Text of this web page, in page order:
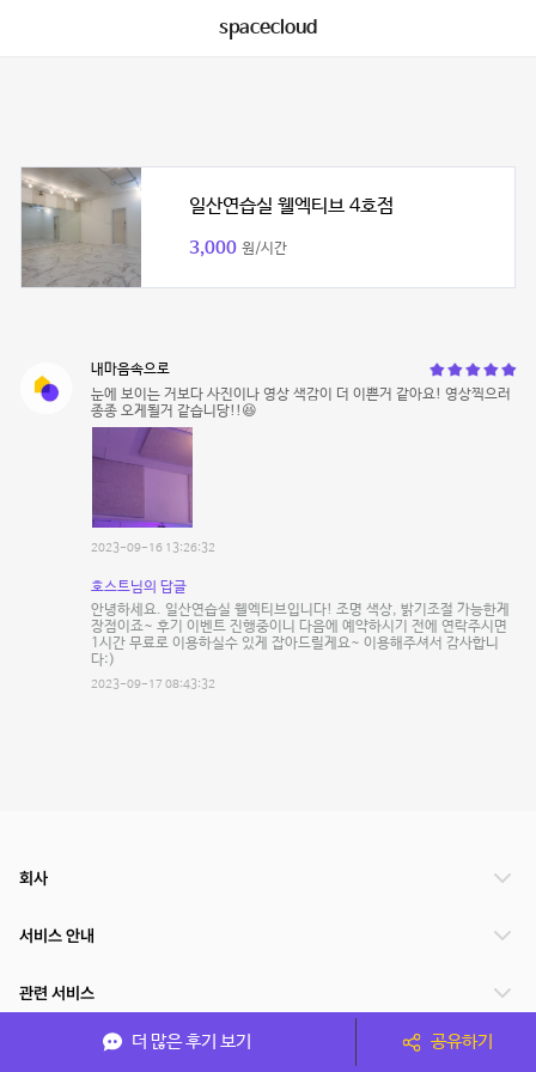
spacecloud
일산연습실 웰엑티브 4호점
3,000 원/시간
내마음속으로
눈에 보이는 거보다 사진이나 영상 색감이 더 이쁜거 같아요! 영상찍으러
종종 오게될거 같습니당!!😆
2023-09-16 13:26:32
호스트님의 답글
안녕하세요. 일산연습실 웰엑티브입니다! 조명 색상, 밝기조절 가능한게
장점이죠~ 후기 이벤트 진행중이니 다음에 예약하시기 전에 연락주시면
1시간 무료로 이용하실수 있게 잡아드릴게요~ 이용해주셔서 감사합니
다:)
2023-09-17 08:43:32
더 많은 후기 보기 공유하기
회사
서비스 안내
관련 서비스